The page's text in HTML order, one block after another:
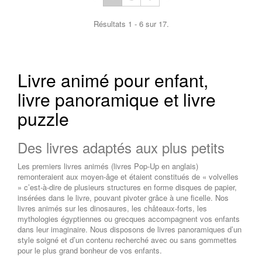
Résultats 1 - 6 sur 17.
Livre animé pour enfant,
livre panoramique et livre
puzzle
Des livres adaptés aux plus petits
Les premiers livres animés (livres Pop-Up en anglais)
remonteraient aux moyen-âge et étaient constitués de « volvelles
» c’est-à-dire de plusieurs structures en forme disques de papier,
insérées dans le livre, pouvant pivoter grâce à une ficelle. Nos
livres animés sur les dinosaures, les châteaux-forts, les
mythologies égyptiennes ou grecques accompagnent vos enfants
dans leur imaginaire. Nous disposons de livres panoramiques d’un
style soigné et d’un contenu recherché avec ou sans gommettes
pour le plus grand bonheur de vos enfants.